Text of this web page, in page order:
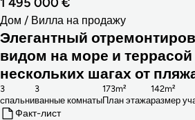
Дом / Вилла на продажу
Элегантный
видом на море и террасой
нескольких шагах от
cпальни
3
ванные комнаты
3
План этажа
173m²
размер
142m²
Факт-лист